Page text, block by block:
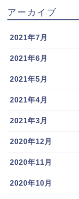
アーカイブ
2021年7月
2021年6月
2021年5月
2021年4月
2021年3月
2020年12月
2020年11月
2020年10月